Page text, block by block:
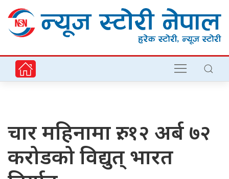
चार महिनामा रु. १२ अर्ब ७२
करोडको विद्युत् भारत